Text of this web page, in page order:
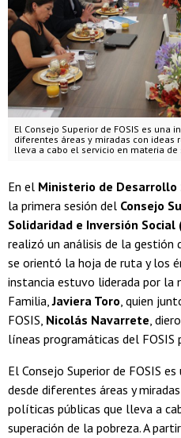
El Consejo Superior de FOSIS es una
diferentes áreas y miradas con
lleva a cabo el servicio en materia
En el Ministerio de Desarrollo
la primera sesión del Consejo
Solidaridad e Inversión Social
realizó un análisis de la
se orientó la hoja de ruta y los
instancia estuvo liderada por la
Familia,Javiera Toro, quien
FOSIS, Nicolás Navarrete,
líneas programáticas del FOSIS
El Consejo Superior de FOSIS
desde diferentes áreas y
políticas públicas que lleva a
superación de la pobreza. A